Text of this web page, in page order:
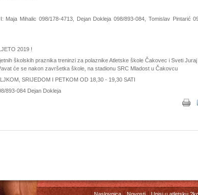
Maja Mihalic 098/178-4713, Dejan Dokleja 098/893-084, Tomislav Pintarić
2019 !
školskih praznika treninzi za polaznike Atletske škole Čakovec i Sveti Juraj
će se nakon završetka škole, na stadionu SRC Mladost u Čakovcu
SRIJEDOM I PETKOM OD 18,30 - 19,30 SATI
893-084 Dejan Dokleja